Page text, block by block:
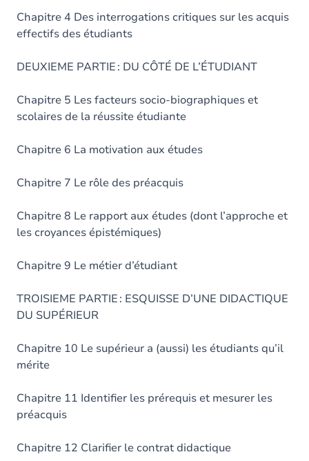
Chapitre 4 Des interrogations critiques sur les acquis
effectifs des étudiants
DEUXIEME PARTIE: DU CÔTÉ DE L’ÉTUDIANT
Chapitre 5 Les facteurs socio-biographiques et
scolairesde la réussite étudiante
Chapitre 6 La motivation aux études
Chapitre 7 Le rôle des préacquis
Chapitre 8 Le rapport aux études (dont l’approche et
les croyances épistémiques)
Chapitre 9 Le métier d’étudiant
TROISIEME PARTIE: ESQUISSE D’UNE DIDACTIQUE
DU SUPÉRIEUR
Chapitre 10 Le supérieur a (aussi) les étudiants qu’il
mérite
Chapitre 11 Identifier les prérequis et mesurer les
préacquis
Chapitre 12 Clarifier le contrat didactique